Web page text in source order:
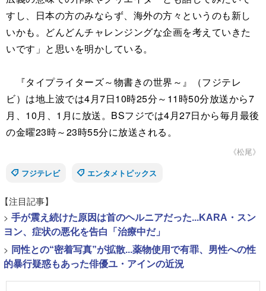
すし、日本の方のみならず、海外の方々というのも新し
いかも。どんどんチャレンジングな企画を考えていきた
いです」と思いを明かしている。
『タイプライターズ～物書きの世界～』（フジテレ
ビ）は地上波では4月7日10時25分～11時50分放送から7
月、10月、1月に放送。BSフジでは4月27日から毎月最後
の金曜23時～23時55分に放送される。
《松尾》
フジテレビ
エンタメトピックス
【注目記事】
> 手が震え続けた原因は首のヘルニアだった...KARA・スン
ヨン、症状の悪化を告白「治療中だ」
> 同性との“密着写真”が拡散...薬物使用で有罪、男性への性
的暴行疑惑もあった俳優ユ・アインの近況